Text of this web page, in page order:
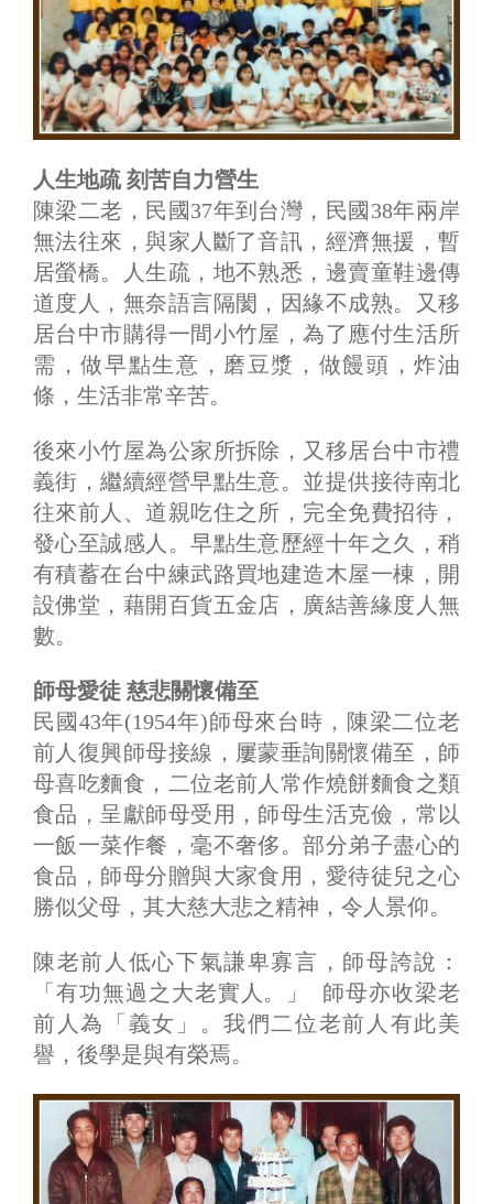
人生地疏 刻苦自力營生
陳梁二老，民國37年到台灣，民國38年兩岸
無法往來，與家人斷了音訊，經濟無援，暫
居螢橋。人生疏，地不熟悉，邊賣童鞋邊傳
道度人，無奈語言隔閡，因緣不成熟。又移
居台中市購得一間小竹屋，為了應付生活所
需，做早點生意，磨豆漿，做饅頭，炸油
條，生活非常辛苦。
後來小竹屋為公家所拆除，又移居台中市禮
義街，繼續經營早點生意。並提供接待南北
往來前人、道親吃住之所，完全免費招待，
發心至誠感人。早點生意歷經十年之久，稍
有積蓄在台中練武路買地建造木屋一棟，開
設佛堂，藉開百貨五金店，廣結善緣度人無
數。
師母愛徒 慈悲關懷備至
民國43年(1954年)師母來台時，陳梁二位老
前人復興師母接線，屢蒙垂詢關懷備至，師
母喜吃麵食，二位老前人常作燒餅麵食之類
食品，呈獻師母受用，師母生活克儉，常以
一飯一菜作餐，毫不奢侈。部分弟子盡心的
食品，師母分贈與大家食用，愛待徒兒之心
勝似父母，其大慈大悲之精神，令人景仰。
陳老前人低心下氣謙卑寡言，師母誇說：
「有功無過之大老實人。」 師母亦收梁老
前人為「義女」。我們二位老前人有此美
譽，後學是與有榮焉。